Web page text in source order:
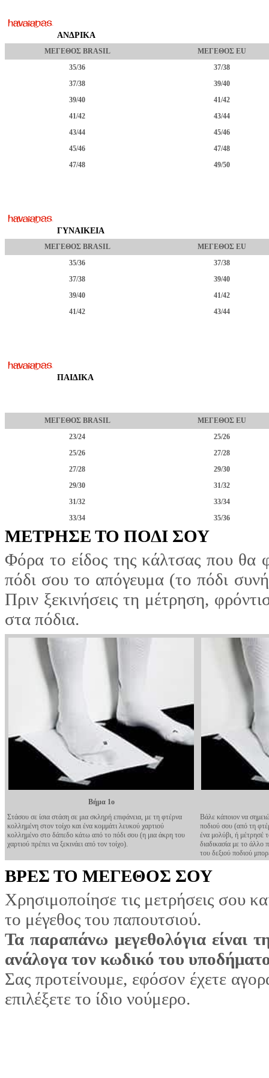
ΑΝΔΡΙΚΑ
ΜΕΓΕΘΟΣ BRASIL
ΜΕΓΕΘΟΣ EU
35/36
37/38
37/38
39/40
39/40
41/42
41/42
43/44
43/44
45/46
45/46
47/48
47/48
49/50
ΓΥΝΑΙΚΕΙΑ
ΜΕΓΕΘΟΣ BRASIL
ΜΕΓΕΘΟΣ EU
35/36
37/38
37/38
39/40
39/40
41/42
41/42
43/44
ΠΑΙΔΙΚΑ
ΜΕΓΕΘΟΣ BRASIL
ΜΕΓΕΘΟΣ EU
23/24
25/26
25/26
27/28
27/28
29/30
29/30
31/32
31/32
33/34
33/34
35/36
ΜΕΤΡΗΣΕ ΤΟ ΠΟΔΙ ΣΟΥ
Φόρα το είδος της κάλτσας που θα
πόδι σου το απόγευμα (το πόδι
Πριν ξεκινήσεις τη μέτρηση,
στα πόδια.
Βήμα 1ο
Στάσου σε ίσια στάση σε μια σκληρή επιφάνεια, με τη φτέρνα
κολλημένη στον τοίχο και ένα κομμάτι λευκού χαρτιού
κολλημένο στο δάπεδο κάτω από το πόδι σου (η μια άκρη του
χαρτιού πρέπει να ξεκινάει από τον τοίχο).
Βάλε κάποιον να
ποδιού σου (από τη
ένα μολύβι, ή μέτρησέ
διαδικασία με το άλλο
του δεξιού ποδιού
ΒΡΕΣ ΤΟ ΜΕΓΕΘΟΣ ΣΟΥ
Χρησιμοποίησε τις μετρήσεις σου
το μέγεθος του παπουτσιού.
Τα παραπάνω μεγεθολόγια είναι
ανάλογα τον κωδικό του
Σας προτείνουμε, εφόσον έχετε
επιλέξετε το ίδιο νούμερο.